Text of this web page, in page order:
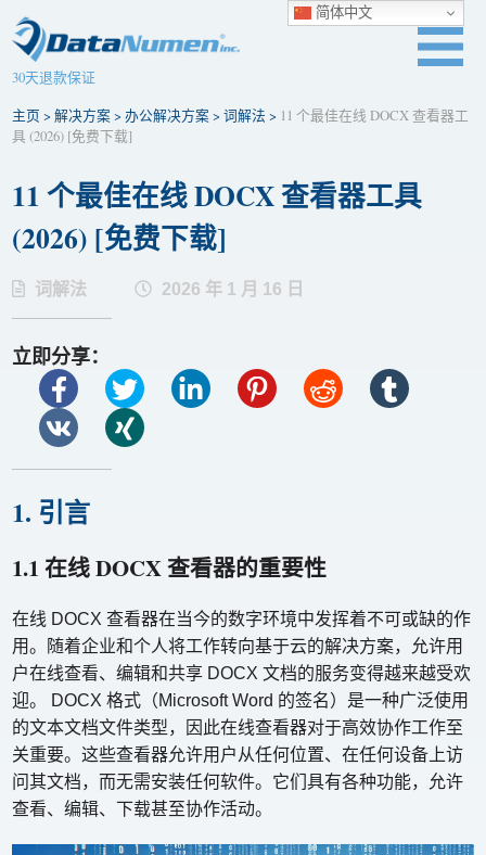
30天退款保证
主页 >解决方案>办公解决方案>词解法 > 11 个最佳在线 DOCX 查看器工
具 (2026) [免费下​​载]
11 个最佳在线 DOCX 查看器工具
(2026) [免费下​​载]
词解法 2026 年 1 月 16 日
立即分享：
1. 引言
1.1 在线 DOCX 查看器的重要性
在线 DOCX 查看器在当今的数字环境中发挥着不可或缺的作
用。随着企业和个人将工作转向基于云的解决方案，允许用
户在线查看、编辑和共享 DOCX 文档的服务变得越来越受欢
迎。 DOCX 格式（Microsoft Word 的签名）是一种广泛使用
的文本文档文件类型，因此在线查看器对于高效协作工作至
关重要。这些查看器允许用户从任何位置、在任何设备上访
问其文档，而无需安装任何软件。它们具有各种功能，允许
查看、编辑、下载甚至协作活动。
简体中文